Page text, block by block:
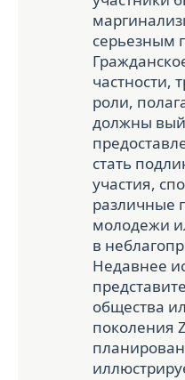
серьезным
частности,
роли,
должны
стать
участия,
различные
молодежи
в
Недавнее
общества
поколения